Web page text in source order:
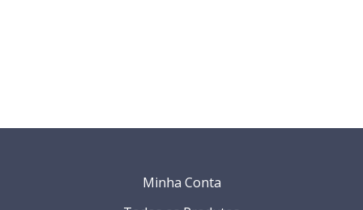
Minha Conta